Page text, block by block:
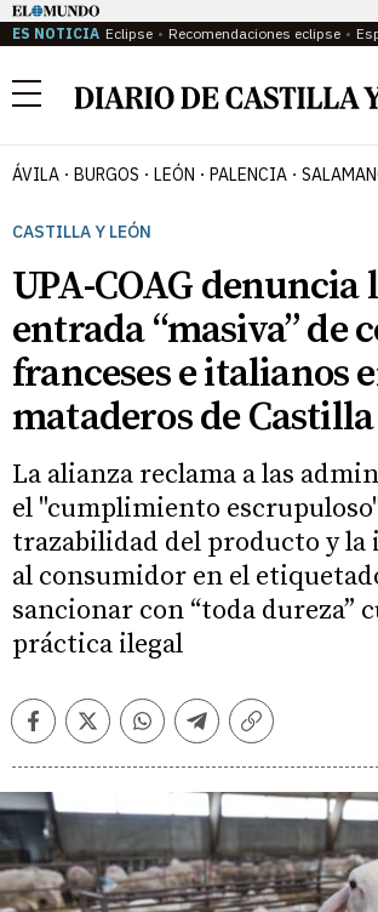
ES NOTICIA Eclipse Recomendaciones eclipse
Menú
ÁVILA BURGOS LEÓN PALENCIA
CASTILLA Y LEÓN
UPA-COAG denuncia
entrada “masiva” de
franceses e italianos
mataderos de
La alianza reclama a las
el "cumplimiento
trazabilidad del producto y
al consumidor en el
sancionar con “toda dureza”
práctica ilegal
FacebookTwitterWhatsappTelegramCopiar